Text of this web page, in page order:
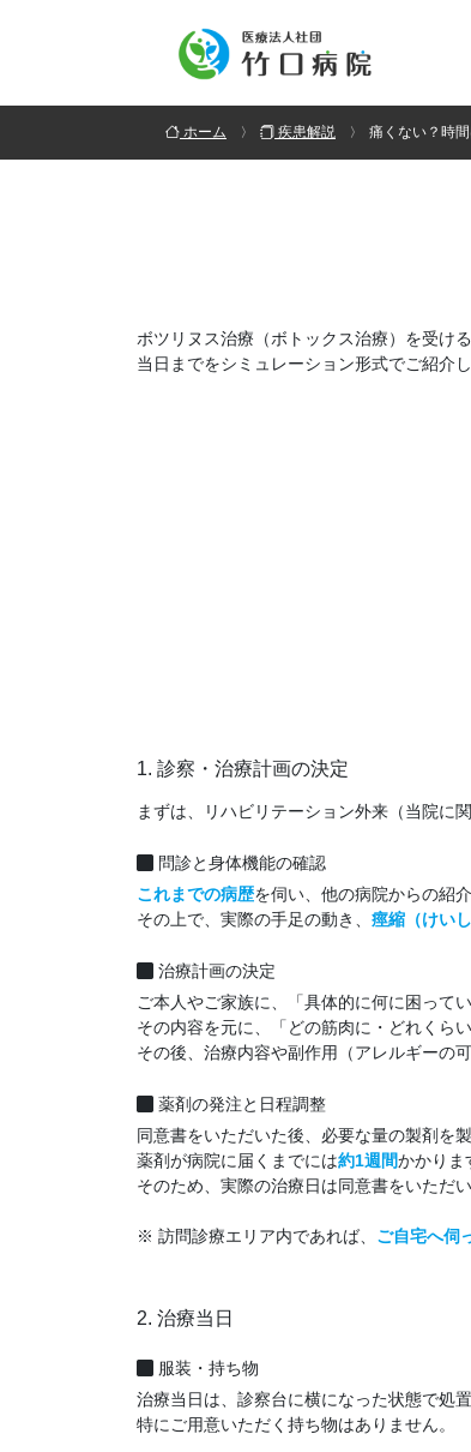
ホーム 疾患解説 痛くない？時
ボツリヌス治療（ボトックス治療）を受け
当日までをシミュレーション形式でご紹介し
1. 診察・治療計画の決定
まずは、リハビリテーション外来（当院に
問診と身体機能の確認
これまでの病歴を伺い、他の病院からの紹
その上で、実際の手足の動き、 痙縮（けい
治療計画の決定
ご本人やご家族に、「具体的に何に困って
その内容を元に、「どの筋肉に・どれくら
その後、治療内容や副作用（アレルギーの
薬剤の発注と日程調整
同意書をいただいた後、必要な量の製剤を
薬剤が病院に届くまでには約1週間かかりま
そのため、実際の治療日は同意書をいただ
※ 訪問診療エリア内であれば、 ご自宅へ伺
2. 治療当日
服装・持ち物
治療当日は、診察台に横になった状態で処
特にご用意いただく持ち物はありません。